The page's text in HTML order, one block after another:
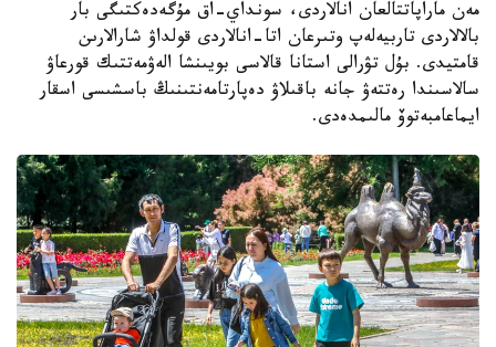
مەن ماراپاتتالعان انالاردى، سونداي-اق مۇگەدەكتىگى بار
بالالاردى تاربيەلەپ وتىرعان اتا-انالاردى قولداۋ شارالارىن
قامتيدى. بۇل تۋرالى استانا قالاسى بويىنشا الەۋمەتتىك قورعاۋ
سالاسىندا رەتتەۋ جانە باقىلاۋ دەپارتامەنتىنىڭ باسشىسى اسقار
ايماعامبەتوۆ مالىمدەدى.